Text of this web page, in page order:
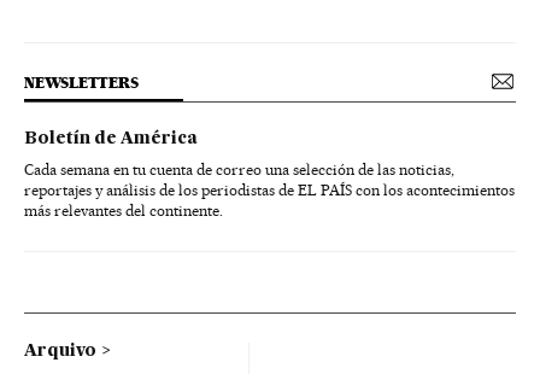
NEWSLETTERS
Boletín de América
Cada semana en tu cuenta de correo una selección de las noticias,
reportajes y análisis de los periodistas de EL PAÍS con los acontecimientos
más relevantes del continente.
Arquivo